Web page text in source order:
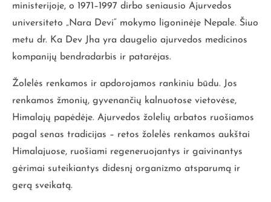
ministerijoje, o 1971–1997 dirbo seniausio Ajurvedos
universiteto „Nara Devi“ mokymo ligoninėje Nepale. Šiuo
metu dr. Ka Dev Jha yra daugelio ajurvedos medicinos
kompanijų bendradarbis ir patarėjas.
Žolelės renkamos ir apdorojamos rankiniu būdu. Jos
renkamos žmonių, gyvenančių kalnuotose vietovėse,
Himalajų papėdėje. Ajurvedos žolelių arbatos ruošiamos
pagal senas tradicijas – retos žolelės renkamos aukštai
Himalajuose, ruošiami regeneruojantys ir gaivinantys
gėrimai suteikiantys didesnį organizmo atsparumą ir
gerą sveikatą.